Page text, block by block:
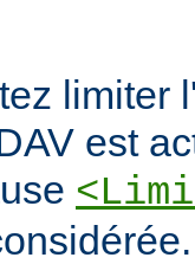
limiter
est